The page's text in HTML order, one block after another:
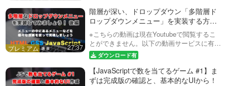
自の動画サービスを公開しました！内容は
Yout…
27:37
階層が深い、ドロップダウン「多階層ド
ロップダウンメニュー」を実装する方
法！WordPress（ワードプレス）のカス
タムメニューにも対応！後編
※こちらの動画は現在Youtubeで閲覧するこ
とができません。以下の動画サービスに有料
登録（プレミアム会員）することで閲覧可能
です。https://factory-programming-mv.co…
ダウンロード有
【JavaScriptで数を当てるゲーム #1】ま
ずは完成版の確認と、基本的なUIから！